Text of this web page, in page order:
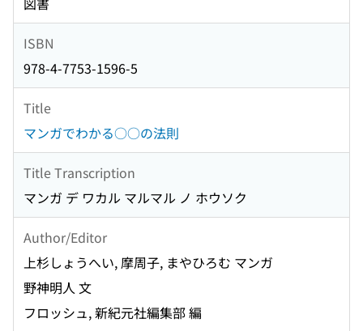
ISBN
978-4-7753-1596-5
Title
マンガでわかる○○の法則
Title Transcription
マンガ デ ワカル マルマル ノ ホウソク
Author/Editor
上杉しょうへい, 摩周子, まやひろむ マンガ
野神明人 文
フロッシュ, 新紀元社編集部 編